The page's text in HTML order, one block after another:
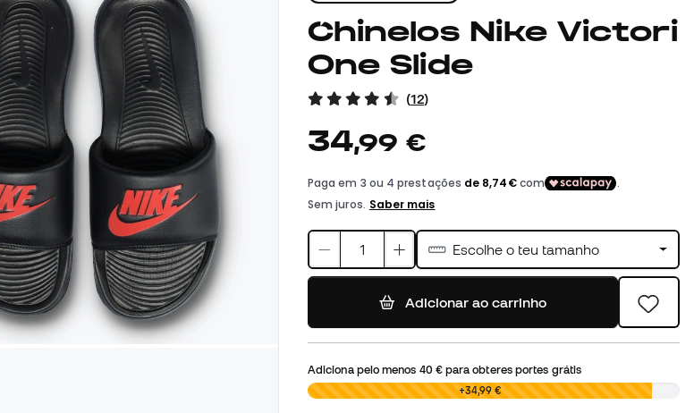
Chinelos Nike Victori
One Slide
(12)
34,99 €
Escolhe o teu tamanho
Adicionar ao carrinho
Adiciona pelo menos 40 €para obteres portes grátis
0,00 € +34,99 €